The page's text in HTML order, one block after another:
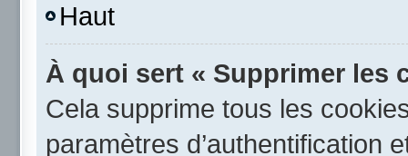
Haut
À quoi sert « Supprimer les
Cela supprime tous les
paramètres d’authentification